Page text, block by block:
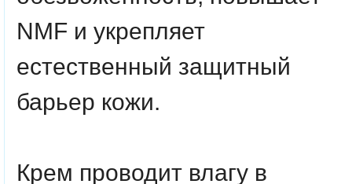
NMF и укрепляет
естественный защитный
барьер кожи.
Крем проводит влагу в